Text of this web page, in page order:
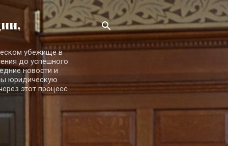
убежище в
до успешного
новости и
юридическую
этот процесс